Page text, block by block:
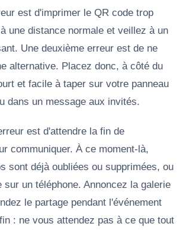
est d'imprimer le QR code trop
une distance normale et veillez à un
Une deuxième erreur est de ne
alternative. Placez donc, à côté du
et facile à taper sur votre panneau
dans un message aux invités.
est d'attendre la fin de
communiquer. À ce moment-là,
sont déjà oubliées ou supprimées, ou
sur un téléphone. Annoncez la galerie
le partage pendant l'événement
: ne vous attendez pas à ce que tout